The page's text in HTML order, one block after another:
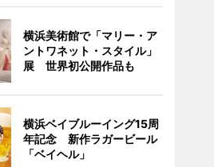
横浜美術館で「マリー・ア
ントワネット・スタイル」
展 世界初公開作品も
横浜ベイブルーイング15周
年記念 新作ラガービール
「ベイヘル」